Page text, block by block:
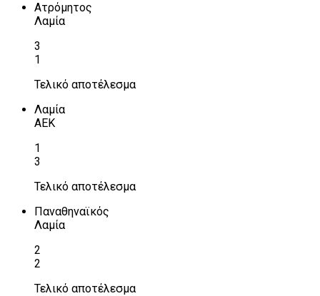
Ατρόμητος
Λαμία
3
1
Τελικό αποτέλεσμα
Λαμία
ΑΕΚ
1
3
Τελικό αποτέλεσμα
Παναθηναϊκός
Λαμία
2
2
Τελικό αποτέλεσμα